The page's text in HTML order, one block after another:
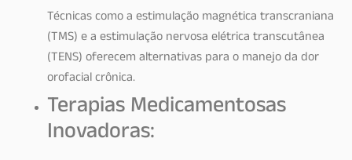
Técnicas como a estimulação magnética transcraniana
(TMS) e a estimulação nervosa elétrica transcutânea
(TENS) oferecem alternativas para o manejo da dor
orofacial crônica.
Terapias Medicamentosas
Inovadoras: